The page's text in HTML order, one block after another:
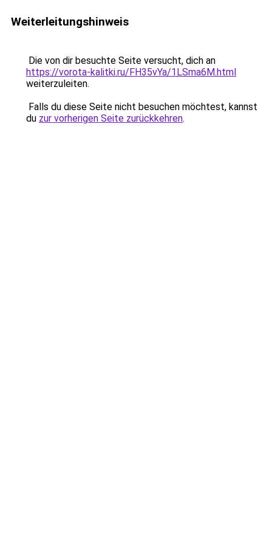
Weiterleitungshinweis
Die von dir besuchte Seite versucht, dich an
https://vorota-kalitki.ru/FH35vYa/1LSma6M.html
weiterzuleiten.
Falls du diese Seite nicht besuchen möchtest, kannst
du zur vorherigen Seite zurückkehren.